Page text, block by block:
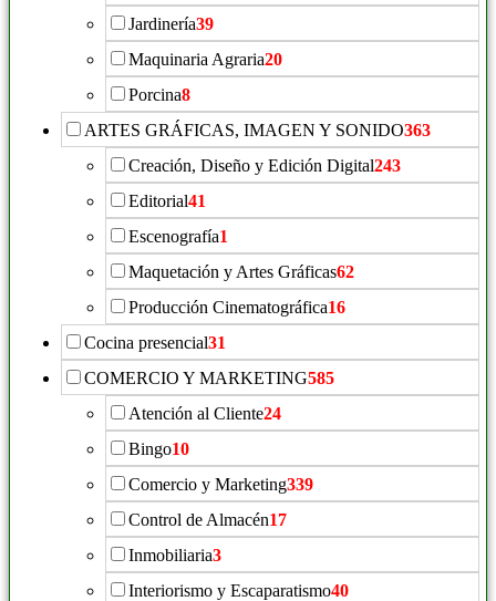
Jardinería39
Maquinaria Agraria20
Porcina8
ARTES GRÁFICAS, IMAGEN Y SONIDO363
Creación, Diseño y Edición Digital243
Editorial41
Escenografía1
Maquetación y Artes Gráficas62
Producción Cinematográfica16
Cocina presencial31
COMERCIO Y MARKETING585
Atención al Cliente24
Bingo10
Comercio y Marketing339
Control de Almacén17
Inmobiliaria3
Interiorismo y Escaparatismo40